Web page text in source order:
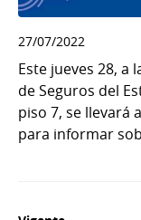
27/07/2022
Este jueves 28, a
de Seguros del
piso 7, se llevará
para informar